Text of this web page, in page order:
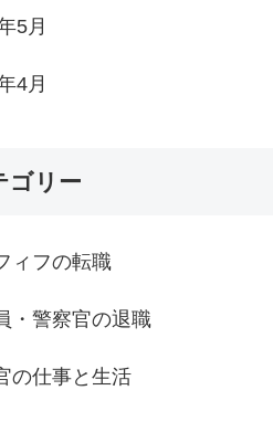
5月
4月
ゴリー
ィフの転職
・警察官の退職
の仕事と生活